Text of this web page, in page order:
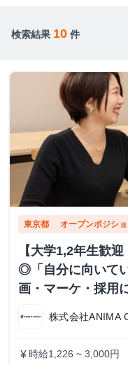
検索結果 10 件
東京都 オープンポジシ
【大学1,2年生歓
◎「自分に向いて
画・マーケ・採用
株式会社ANIMA
currency_yen 時給1,226 ~ 3,000円